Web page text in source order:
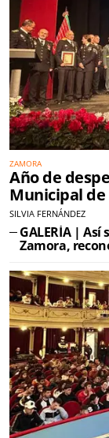
ZAMORA
Año de
Municipal
SILVIA FERNÁNDEZ
GALERÍA |
Zamora,